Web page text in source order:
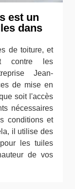
est un
dans
de toiture, et
contre les
Jean-
de mise en
soit l'accès
nécessaires
conditions et
il utilise des
les tuiles
de vos